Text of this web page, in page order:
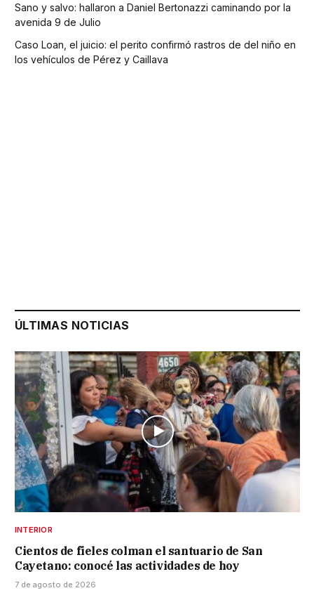
Sano y salvo: hallaron a Daniel Bertonazzi caminando por la
avenida 9 de Julio
Caso Loan, el juicio: el perito confirmó rastros de del niño en
los vehículos de Pérez y Caillava
ÚLTIMAS NOTICIAS
INTERIOR
Cientos de fieles colman el santuario de San
Cayetano: conocé las actividades de hoy
7 de agosto de 2026